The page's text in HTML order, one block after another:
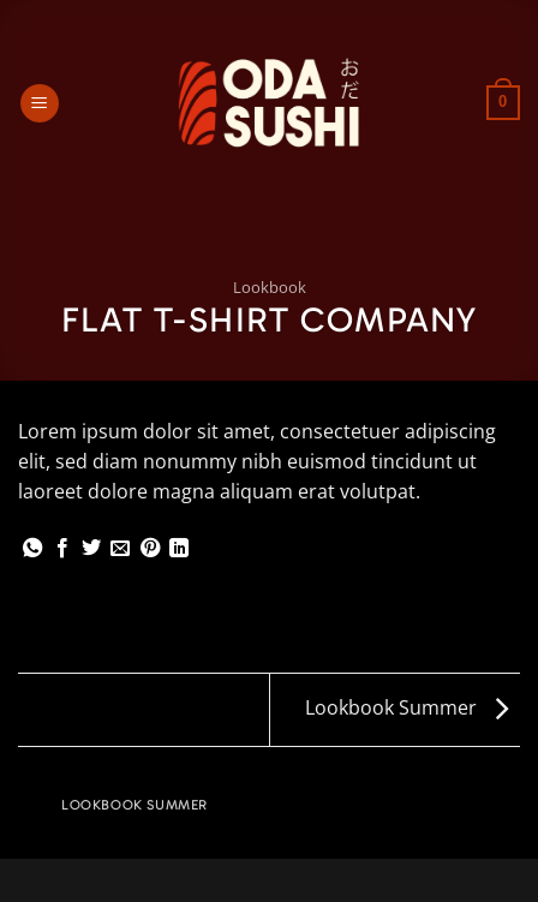
0
Lookbook
FLAT T-SHIRT COMPANY
Lorem ipsum dolor sit amet, consectetuer adipiscing
elit, sed diam nonummy nibh euismod tincidunt ut
laoreet dolore magna aliquam erat volutpat.
Lookbook Summer
LOOKBOOK SUMMER